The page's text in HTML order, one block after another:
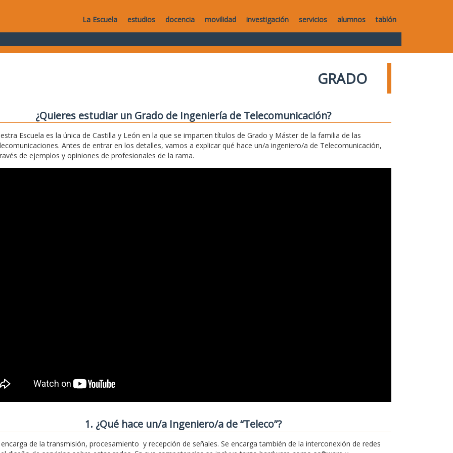
La Escuela estudios docencia movilidad investigación servicios alumnos tablón
GRADO
¿Quieres estudiar un Grado de Ingeniería de Telecomunicación?
Escuela es la única de Castilla y León en la que se imparten títulos de Grado y Máster de la familia de las
Antes de entrar en los detalles, vamos a explicar qué hace un/a ingeniero/a de Telecomunicación,
de ejemplos y opiniones de profesionales de la rama.
1. ¿Qué hace un/a Ingeniero/a de “Teleco”?
encarga de la transmisión, procesamiento y recepción de señales. Se encarga también de la interconexión de redes